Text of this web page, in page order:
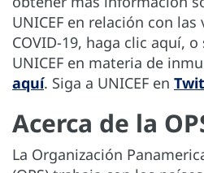
UNICEF en relación con
COVID-19, haga clic aquí,
UNICEF en materia de
aquí. Siga a UNICEF en
Acerca de la
La Organización